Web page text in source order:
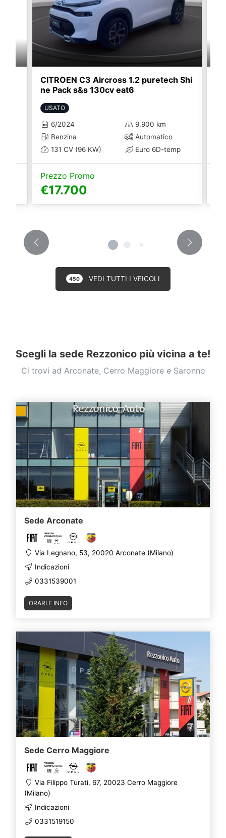
CITROEN C3 Aircross 1.2 puretech Shi
ne Pack s&s 130cv eat6
USATO
6/2024
9.900 km
Benzina
Automatico
131 CV (96 KW)
Euro 6D-temp
Prezzo Promo
€17.700
450 VEDI TUTTI I VEICOLI
Scegli la sede Rezzonico più vicina a te!
Ci trovi ad Arconate, Cerro Maggiore e Saronno
Sede Arconate
Via Legnano, 53, 20020 Arconate (Milano)
Indicazioni
0331539001
ORARI E INFO
Sede Cerro Maggiore
Via Filippo Turati, 67, 20023 Cerro Maggiore
(Milano)
Indicazioni
0331519150